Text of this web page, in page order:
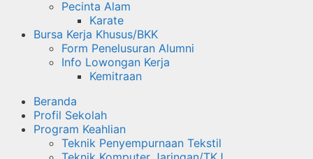
Pecinta Alam
Karate
Bursa Kerja Khusus/BKK
Form Penelusuran Alumni
Info Lowongan Kerja
Kemitraan
Beranda
Profil Sekolah
Program Keahlian
Teknik Penyempurnaan Tekstil